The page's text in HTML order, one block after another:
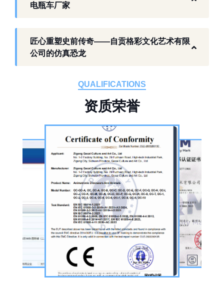
关产品与服务。
工厂生产基础 构建恐龙产业全链服务
作为开展史前仿真模型生产的恐龙制作工厂，
板仓工业园，拥有标准化生产车间、配套生产
品的恐龙制作公司。公司采用按需定制模式，
从前期方案设计、场景规划，到中期原料选
择、工序制作，再到后期运输配送、上门安装
调试，形成全流程服务，可用于主题乐园、文
旅景区、科普展馆、商业广场、大型展会、节
庆活动等场景。
公司核心业务为仿真恐龙制作，产品线涵盖静
态展示、动态互动、游乐体验三类。其中，机
器恐龙结合机械传动、智能控制技术，可实现
眨眼、张嘴吼叫、摆尾、行走、呼吸起伏等动
态效果，皮肤采用环保硅胶材质，还原史前恐
电瓶车厂家
匠心重塑史前传奇——自贡格彩文化艺术有限
公司的仿真恐龙
QUALIFICATIONS
资质荣誉